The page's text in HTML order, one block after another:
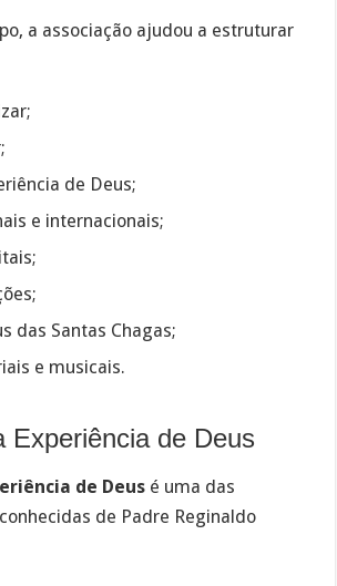
a associação ajudou a estruturar
de Deus;
e internacionais;
das Santas Chagas;
e musicais.
Experiência de Deus
de Deus é uma das
de Padre Reginaldo